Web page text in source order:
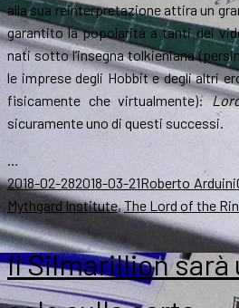
alla sua reinterpretazione attira un
garantito la popolarità a tanti dei
nati sotto l’insegna tolkieniana
le imprese degli Hobbit e degli altri
fisicamente che virtualmente):
sicuramente uno di questi successi.
…
Scritto
il
2018-02-282018-03-21Autore
Roberto Arduini
Mythgard Institute,The Lord of the
Il Silmarillion